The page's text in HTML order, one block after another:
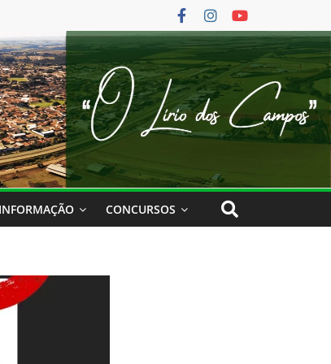
CONCURSOS